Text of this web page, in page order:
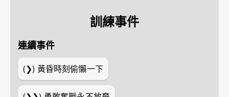
訓練事件
連續事件
(❯) 黃昏時刻偷懶一下